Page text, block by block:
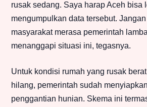
rusak sedang. Saya harap Aceh bisa
mengumpulkan data tersebut.
masyarakat merasa pemerintah
menanggapi situasi ini, tegasnya.
Untuk kondisi rumah yang rusak
hilang, pemerintah sudah
penggantian hunian. Skema ini